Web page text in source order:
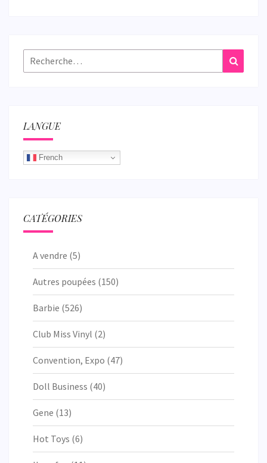
Rechercher :
LANGUE
French
CATÉGORIES
A vendre (5)
Autres poupées (150)
Barbie (526)
Club Miss Vinyl (2)
Convention, Expo (47)
Doll Business (40)
Gene (13)
Hot Toys (6)